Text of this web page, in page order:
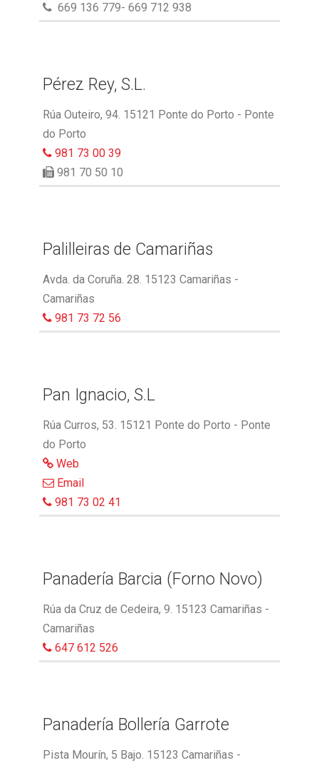
669 136 779- 669 712 938
Pérez Rey, S.L.
Rúa Outeiro, 94. 15121 Ponte do Porto - Ponte
do Porto
981 73 00 39
981 70 50 10
Palilleiras de Camariñas
Avda. da Coruña. 28. 15123 Camariñas -
Camariñas
981 73 72 56
Pan Ignacio, S.L
Rúa Curros, 53. 15121 Ponte do Porto - Ponte
do Porto
Web
Email
981 73 02 41
Panadería Barcia (Forno Novo)
Rúa da Cruz de Cedeira, 9. 15123 Camariñas -
Camariñas
647 612 526
Panadería Bollería Garrote
Pista Mourín, 5 Bajo. 15123 Camariñas -